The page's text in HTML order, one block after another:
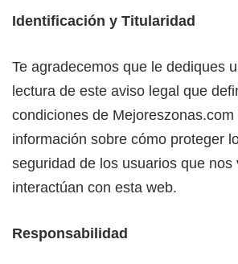
Identificación y Titularidad
Te agradecemos que le dediques
lectura de este aviso legal que
condiciones de Mejoreszonas.com
información sobre cómo proteger
seguridad de los usuarios que nos
interactúan con esta web.
Responsabilidad